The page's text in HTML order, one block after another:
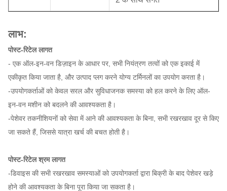
लाभ:
पोस्ट-रिटेल लागत
- एक ऑल-इन-वन डिज़ाइन के आधार पर, सभी नियंत्रण तत्वों को एक इकाई में
एकीकृत किया जाता है, और उत्पाद प्लग करने योग्य टर्मिनलों का उपयोग करता है।
-उपयोगकर्ताओं को केवल सरल और सुविधाजनक समस्या को हल करने के लिए ऑल-
इन-वन मशीन को बदलने की आवश्यकता है।
-पेशेवर तकनीशियनों को सेवा में आने की आवश्यकता के बिना, सभी रखरखाव दूर से किए
जा सकते हैं, जिससे यात्रा खर्च की बचत होती है।
पोस्ट-रिटेल श्रम लागत
-डिवाइस की सभी रखरखाव समस्याओं को उपयोगकर्ता द्वारा बिक्री के बाद पेशेवर खड़े
होने की आवश्यकता के बिना पूरा किया जा सकता है।